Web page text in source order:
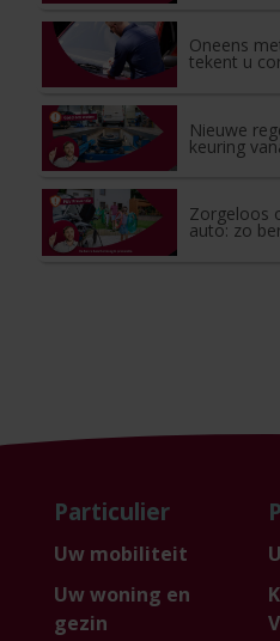
Oneens
tekent u
Nieuwe
keuring
Zorgeloos
auto: zo
Particulier
Uw mobiliteit
Uw woning en
gezin